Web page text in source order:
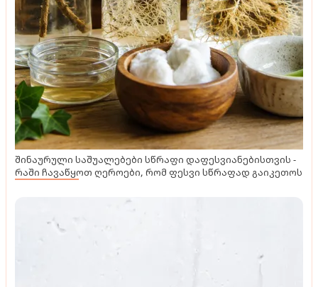
შინაურული საშუალებები სწრაფი დაფესვიანებისთვის -
რაში ჩავაწყოთ ღეროები, რომ ფესვი სწრაფად გაიკეთოს